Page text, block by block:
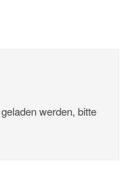
werden, bitte